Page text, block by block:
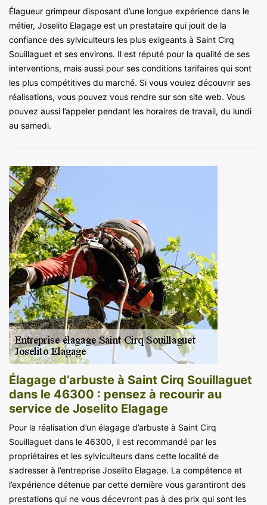
Élagueur grimpeur disposant d’une longue expérience dans le
métier, Joselito Elagage est un prestataire qui jouit de la
confiance des sylviculteurs les plus exigeants à Saint Cirq
Souillaguet et ses environs. Il est réputé pour la qualité de ses
interventions, mais aussi pour ses conditions tarifaires qui sont
les plus compétitives du marché. Si vous voulez découvrir ses
réalisations, vous pouvez vous rendre sur son site web. Vous
pouvez aussi l’appeler pendant les horaires de travail, du lundi
au samedi.
Élagage d’arbuste à Saint Cirq Souillaguet
dans le 46300 : pensez à recourir au
service de Joselito Elagage
Pour la réalisation d’un élagage d’arbuste à Saint Cirq
Souillaguet dans le 46300, il est recommandé par les
propriétaires et les sylviculteurs dans cette localité de
s’adresser à l’entreprise Joselito Elagage. La compétence et
l’expérience détenue par cette dernière vous garantiront des
prestations qui ne vous décevront pas à des prix qui sont les